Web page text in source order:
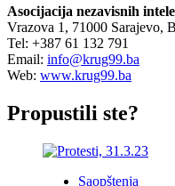
Asocijacija nezavisnih
Vrazova 1, 71000 Sarajevo,
Tel: +387 61 132 791
Email: info@krug99.ba
Web: www.krug99.ba
Propustili ste?
Saopštenja